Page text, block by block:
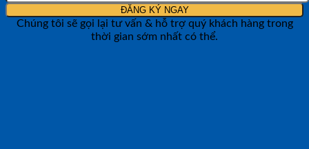
Chúng tôi sẽ gọi lại tư vấn & hỗ trợ quý khách hàng trong
thời gian sớm nhất có thể.